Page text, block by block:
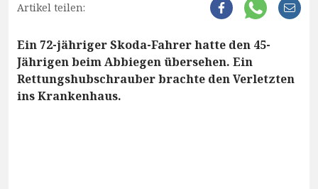
Artikel teilen:
Ein 72-jähriger Skoda-Fahrer hatte den 45-
Jährigen beim Abbiegen übersehen. Ein
Rettungshubschrauber brachte den Verletzten
ins Krankenhaus.